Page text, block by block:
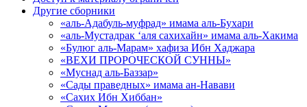
Другие сборники
«аль-Адабуль-муфрад» имама аль-Бухари
«аль-Мустадрак ‘аля сахихайн» имама аль-Хакима
«Булюг аль-Марам» хафиза Ибн Хаджара
«ВЕХИ ПРОРОЧЕСКОЙ СУННЫ»
«Муснад аль-Баззар»
«Сады праведных» имама ан-Навави
«Сахих Ибн Хиббан»